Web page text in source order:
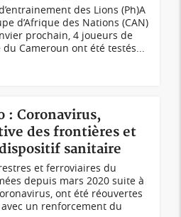
des Lions (Ph)A
d’Afrique des Nations (CAN)
prochain, 4 joueurs de
du Cameroun ont été testés...
: Coronavirus,
des frontières et
sanitaire
et ferroviaires du
depuis mars 2020 suite à
ont été réouvertes
un renforcement du